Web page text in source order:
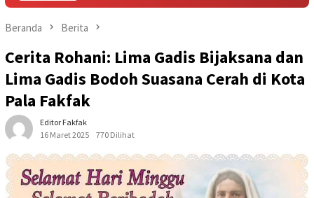
Beranda Berita
Cerita Rohani: Lima Gadis Bijaksana dan
Lima Gadis Bodoh Suasana Cerah di Kota
Pala Fakfak
Editor Fakfak
16 Maret 2025
770 Dilihat